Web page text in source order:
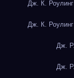
Дж. К.
Дж. К.
Дж.
Дж.